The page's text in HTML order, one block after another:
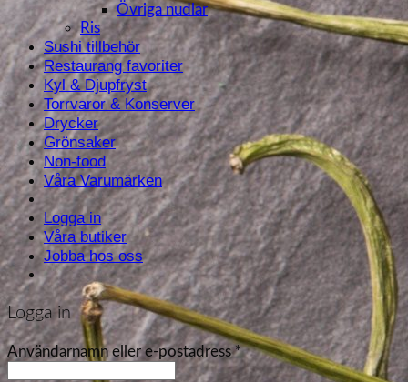
Övriga nudlar
Ris
Sushi tillbehör
Restaurang favoriter
Kyl & Djupfryst
Torrvaror & Konserver
Drycker
Grönsaker
Non-food
Våra Varumärken
Logga in
Våra butiker
Jobba hos oss
Logga in
Användarnamn eller e-postadress*